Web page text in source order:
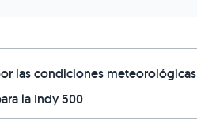
las condiciones meteorológicas
la Indy 500